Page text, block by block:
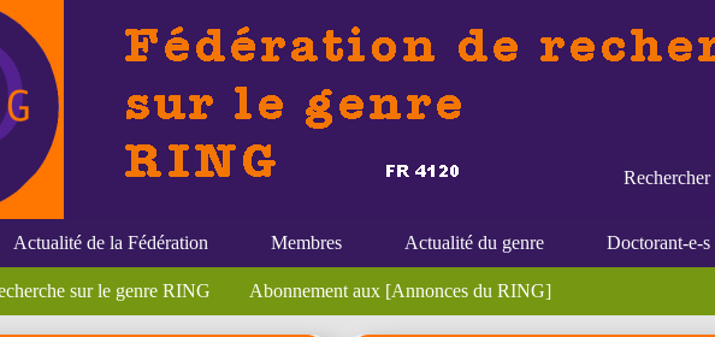
Rechercher
sur le genre RING Abonnement aux [Annonces du RING]
Actualité de la Fédération Membres Actualité du genre Doctorant-e-s